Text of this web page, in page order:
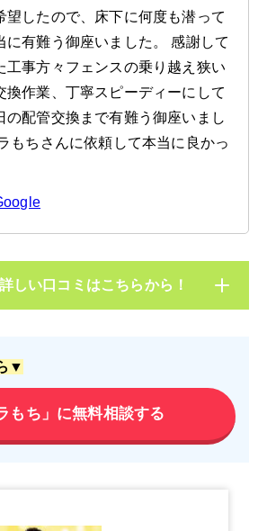
望したので、床下に何度も潜って
に有難う御座いました。 感謝して
工事方々フェンスの乗り越え狭い
換作業、丁寧スピーディーにして
の配管交換まで有難う御座いまし
もちさんに依頼して本当に良かっ
しい口コミはこちらから！
▼
もち」に無料相談する